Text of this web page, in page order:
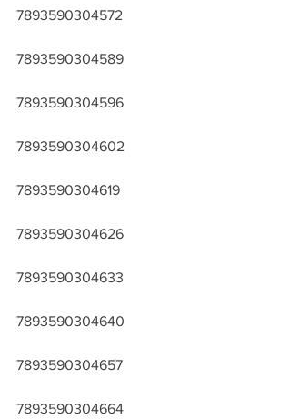
7893590304572
7893590304589
7893590304596
7893590304602
7893590304619
7893590304626
7893590304633
7893590304640
7893590304657
7893590304664